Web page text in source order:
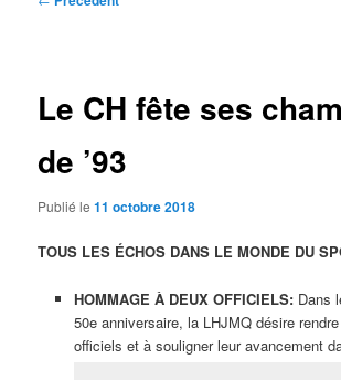
Le CH fête ses
de ’93
Publié le11 octobre 2018
TOUS LES ÉCHOS DANS LE MONDE DU
HOMMAGE À DEUX OFFICIELS: Dans
50e anniversaire, la LHJMQ désire
officiels et à souligner leur avancement